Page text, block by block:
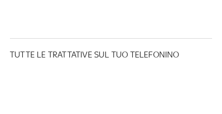
TUTTE LE TRATTATIVE SUL TUO TELEFONINO